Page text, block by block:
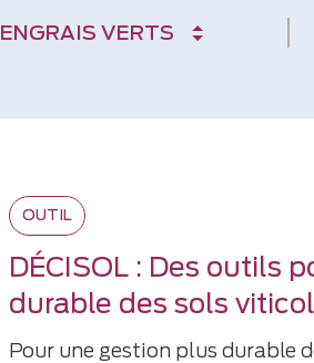
ENGRAIS VERTS
DÉCISOL : Des outils
durable des sols
OUTIL
Pour une gestion plus durable